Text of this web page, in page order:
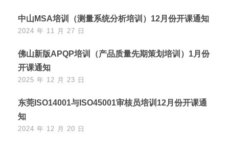
中山MSA培训（测量系统分析培训）12月份开课通知
2024 年 11 月 27 日
佛山新版APQP培训（产品质量先期策划培训）1月份
开课通知
2025 年 12 月 23 日
东莞ISO14001与ISO45001审核员培训12月份开课通
知
2024 年 12 月 20 日